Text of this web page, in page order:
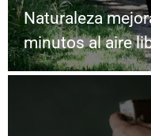
Naturaleza
minutos al aire